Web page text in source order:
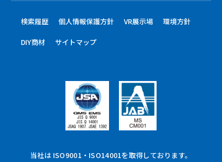
検索履歴 個人情報保護方針 VR展示場 環境方針
DIY商材 サイトマップ
当社は ISO9001・ISO14001を取得しております。